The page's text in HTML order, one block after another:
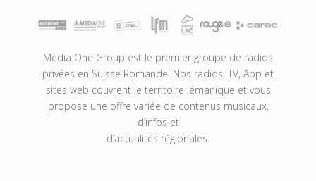
Media One Group est le premier groupe de radios
privées en Suisse Romande. Nos radios, TV, App et
sites web couvrent le territoire lémanique et vous
propose une offre variée de contenus musicaux,
d’infos et
d’actualités régionales.